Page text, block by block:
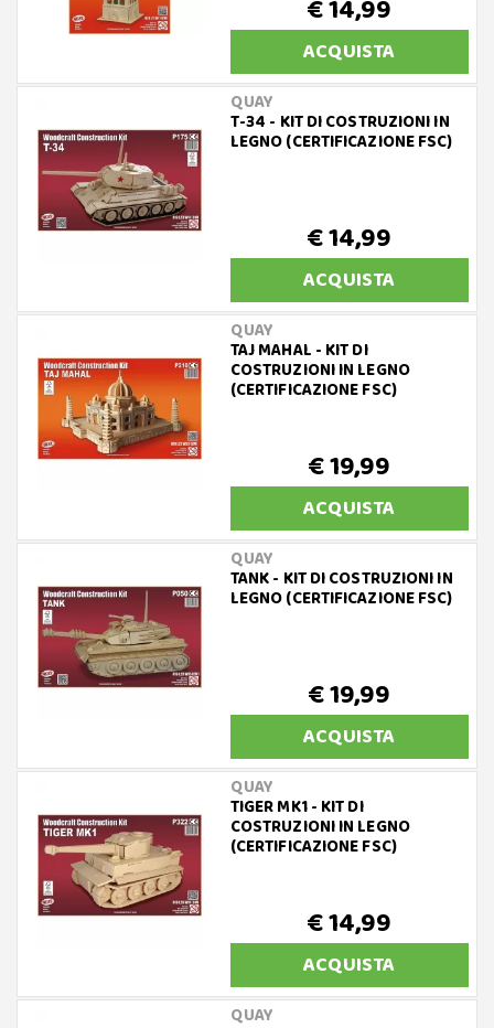
€ 14,99
ACQUISTA
QUAY
T-34 - KIT DI COSTRUZIONI IN
LEGNO (CERTIFICAZIONE FSC)
€ 14,99
ACQUISTA
QUAY
TAJ MAHAL - KIT DI
COSTRUZIONI IN LEGNO
(CERTIFICAZIONE FSC)
€ 19,99
ACQUISTA
QUAY
TANK - KIT DI COSTRUZIONI IN
LEGNO (CERTIFICAZIONE FSC)
€ 19,99
ACQUISTA
QUAY
TIGER MK1 - KIT DI
COSTRUZIONI IN LEGNO
(CERTIFICAZIONE FSC)
€ 14,99
ACQUISTA
QUAY